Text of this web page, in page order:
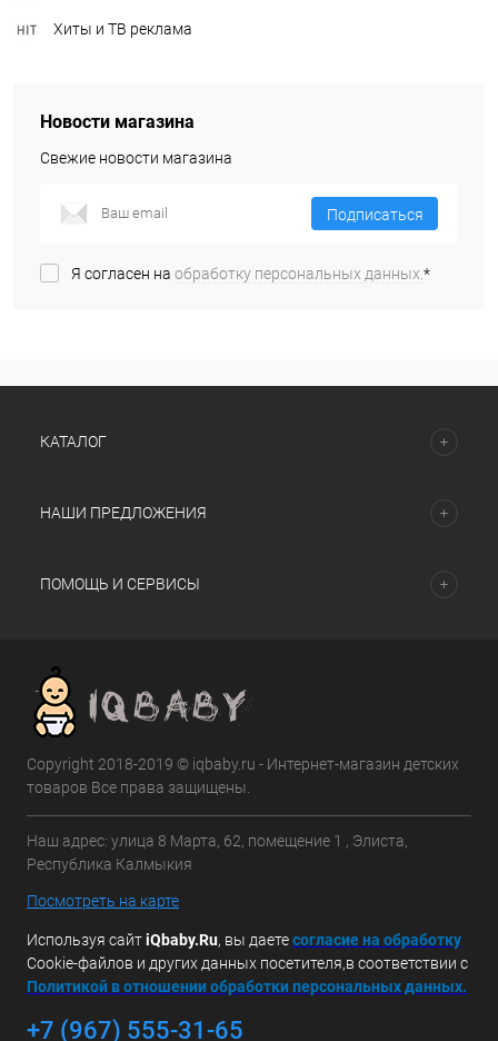
Хиты и ТВ реклама
Новости магазина
Свежие новости магазина
Подписаться
Я согласен на обработку персональных данных.*
КАТАЛОГ
НАШИ ПРЕДЛОЖЕНИЯ
ПОМОЩЬ И СЕРВИСЫ
Copyright 2018-2019 © iqbaby.ru - Интернет-магазин детских
товаров Все права защищены.
Наш адрес: улица 8 Марта, 62, помещение 1 , Элиста,
Республика Калмыкия
Посмотреть на карте
Используя сайтiQbaby.Ru, вы даетесогласие на обработку
Cookie-файлов и других данных посетителя,в соответствии с
Политикой в отношении обработки персональных данных.
+7 (967) 555-31-65